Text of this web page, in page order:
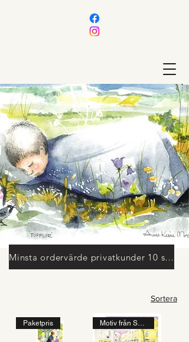
Minsta ordervärde privatkunder 10 st personligt utvalda kort ELLER färdigt paket. Läs mera här!!
Sortera
Paketpris Motiv från Skara